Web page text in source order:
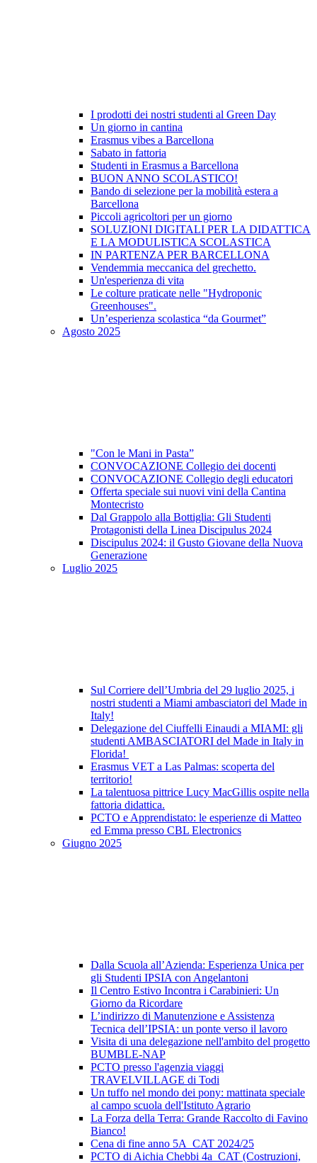
I prodotti dei nostri studenti al Green Day
Un giorno in cantina
Erasmus vibes a Barcellona
Sabato in fattoria
Studenti in Erasmus a Barcellona
BUON ANNO SCOLASTICO!
Bando di selezione per la mobilità estera a
Barcellona
Piccoli agricoltori per un giorno
SOLUZIONI DIGITALI PER LA DIDATTICA
E LA MODULISTICA SCOLASTICA
IN PARTENZA PER BARCELLONA
Vendemmia meccanica del grechetto.
Un'esperienza di vita
Le colture praticate nelle "Hydroponic
Greenhouses".
Un’esperienza scolastica “da Gourmet”
Agosto 2025
"Con le Mani in Pasta”
CONVOCAZIONE Collegio dei docenti
CONVOCAZIONE Collegio degli educatori
Offerta speciale sui nuovi vini della Cantina
Montecristo
Dal Grappolo alla Bottiglia: Gli Studenti
Protagonisti della Linea Discipulus 2024
Discipulus 2024: il Gusto Giovane della Nuova
Generazione
Luglio 2025
Sul Corriere dell’Umbria del 29 luglio 2025, i
nostri studenti a Miami ambasciatori del Made in
Italy!
Delegazione del Ciuffelli Einaudi a MIAMI: gli
studenti AMBASCIATORI del Made in Italy in
Florida!
Erasmus VET a Las Palmas: scoperta del
territorio!
La talentuosa pittrice Lucy MacGillis ospite nella
fattoria didattica.
PCTO e Apprendistato: le esperienze di Matteo
ed Emma presso CBL Electronics
Giugno 2025
Dalla Scuola all’Azienda: Esperienza Unica per
gli Studenti IPSIA con Angelantoni
Il Centro Estivo Incontra i Carabinieri: Un
Giorno da Ricordare
L’indirizzo di Manutenzione e Assistenza
Tecnica dell’IPSIA: un ponte verso il lavoro
Visita di una delegazione nell'ambito del progetto
BUMBLE-NAP
PCTO presso l'agenzia viaggi
TRAVELVILLAGE di Todi
Un tuffo nel mondo dei pony: mattinata speciale
al campo scuola dell'Istituto Agrario
La Forza della Terra: Grande Raccolto di Favino
Bianco!
Cena di fine anno 5A_CAT 2024/25
PCTO di Aichia Chebbi 4a_CAT (Costruzioni,